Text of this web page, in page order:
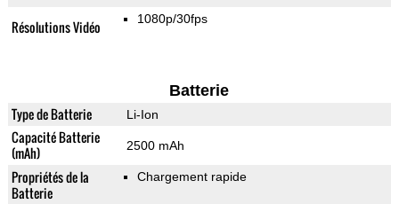
Résolutions Vidéo 1080p/30fps
Batterie
Type de Batterie Li-Ion
Capacité Batterie
(mAh)
2500 mAh
Propriétés de la
Batterie
Chargement rapide